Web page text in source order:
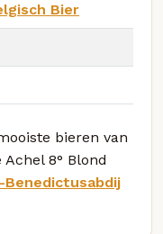
Bier
bieren van
8° Blond